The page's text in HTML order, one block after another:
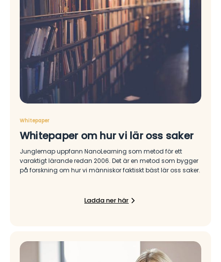
Whitepaper
Whitepaper om hur vi lär oss saker
Junglemap uppfann NanoLearning som metod för ett
varaktigt lärande redan 2006. Det är en metod som bygger
på forskning om hur vi människor faktiskt bäst lär oss saker.
Ladda ner här